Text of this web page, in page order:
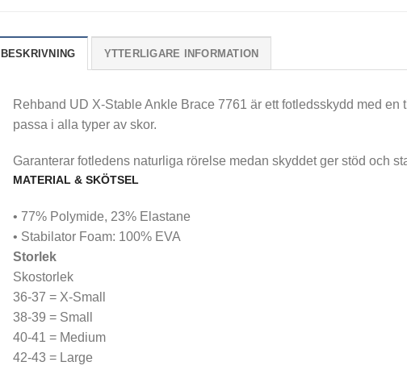
BESKRIVNING YTTERLIGARE INFORMATION
Rehband UD X-Stable Ankle Brace 7761 är ett fotledsskydd med en
passa i alla typer av skor.
Garanterar fotledens naturliga rörelse medan skyddet ger stöd och
MATERIAL & SKÖTSEL
• 77% Polymide, 23% Elastane
• Stabilator Foam: 100% EVA
Storlek
Skostorlek
36-37 = X-Small
38-39 = Small
40-41 = Medium
42-43 = Large